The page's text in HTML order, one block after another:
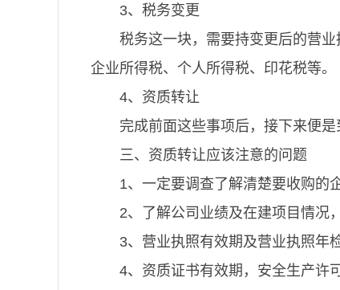
3、税务变更
税务这一块，需要持变更后的营
企业所得税、个人所得税、印花税等。
4、资质转让
完成前面这些事项后，接下来便
三、资质转让应该注意的问题
1、一定要调查了解清楚要收购的
2、了解公司业绩及在建项目情况
3、营业执照有效期及营业执照年
4、资质证书有效期，安全生产许